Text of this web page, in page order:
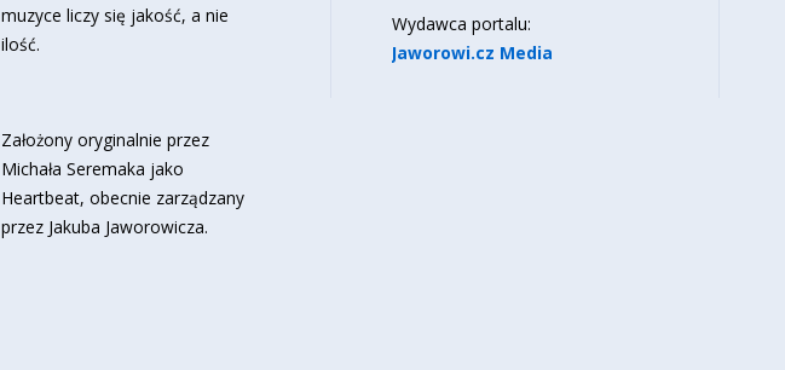
muzyce liczy się jakość, a nie
ilość.
Założony oryginalnie przez
Michała Seremaka jako
Heartbeat, obecnie zarządzany
przez Jakuba Jaworowicza.
Wydawca portalu:
Jaworowi.cz Media